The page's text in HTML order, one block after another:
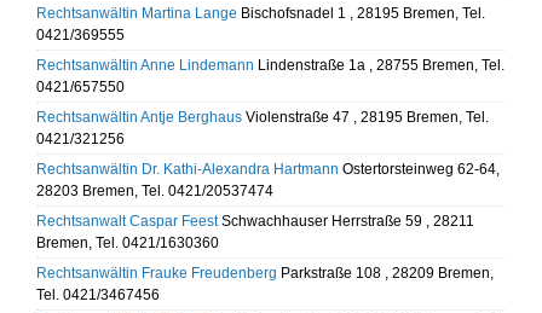
Rechtsanwältin Martina Lange Bischofsnadel 1 , 28195 Bremen, Tel.
0421/369555
Rechtsanwältin Anne Lindemann Lindenstraße 1a , 28755 Bremen, Tel.
0421/657550
Rechtsanwältin Antje Berghaus Violenstraße 47 , 28195 Bremen, Tel.
0421/321256
Rechtsanwältin Dr. Kathi-Alexandra Hartmann Ostertorsteinweg 62-64,
28203 Bremen, Tel. 0421/20537474
Rechtsanwalt Caspar FeestSchwachhauser Herrstraße 59 , 28211
Bremen, Tel. 0421/1630360
Rechtsanwältin Frauke Freudenberg Parkstraße 108 , 28209 Bremen,
Tel. 0421/3467456